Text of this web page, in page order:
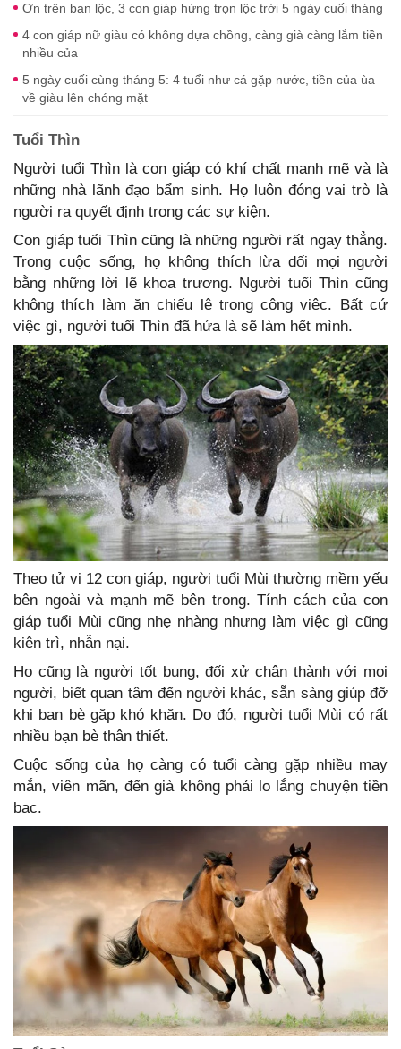
Ơn trên ban lộc, 3 con giáp hứng trọn lộc trời 5 ngày cuối tháng
4 con giáp nữ giàu có không dựa chồng, càng già càng lắm tiền
nhiều của
5 ngày cuối cùng tháng 5: 4 tuổi như cá gặp nước, tiền của ùa
về giàu lên chóng mặt
Tuổi Thìn
Người tuổi Thìn là con giáp có khí chất mạnh mẽ và là
những nhà lãnh đạo bẩm sinh. Họ luôn đóng vai trò là
người ra quyết định trong các sự kiện.
Con giáp tuổi Thìn cũng là những người rất ngay thẳng.
Trong cuộc sống, họ không thích lừa dối mọi người
bằng những lời lẽ khoa trương. Người tuổi Thìn cũng
không thích làm ăn chiếu lệ trong công việc. Bất cứ
việc gì, người tuổi Thìn đã hứa là sẽ làm hết mình.
Theo tử vi 12 con giáp, người tuổi Mùi thường mềm yếu
bên ngoài và mạnh mẽ bên trong. Tính cách của con
giáp tuổi Mùi cũng nhẹ nhàng nhưng làm việc gì cũng
kiên trì, nhẫn nại.
Họ cũng là người tốt bụng, đối xử chân thành với mọi
người, biết quan tâm đến người khác, sẵn sàng giúp đỡ
khi bạn bè gặp khó khăn. Do đó, người tuổi Mùi có rất
nhiều bạn bè thân thiết.
Cuộc sống của họ càng có tuổi càng gặp nhiều may
mắn, viên mãn, đến già không phải lo lắng chuyện tiền
bạc.